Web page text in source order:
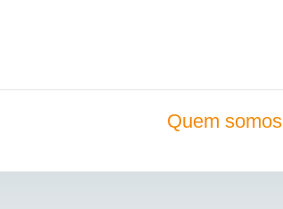
Quem somos